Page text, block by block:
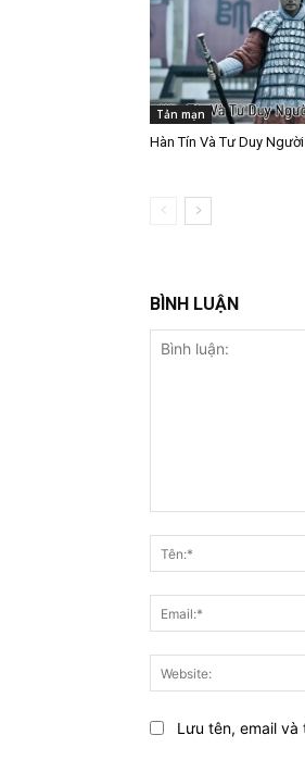
Tản mạn
Hàn Tín Và Tư Duy
BÌNH LUẬN
luận:
Lưu tên, email